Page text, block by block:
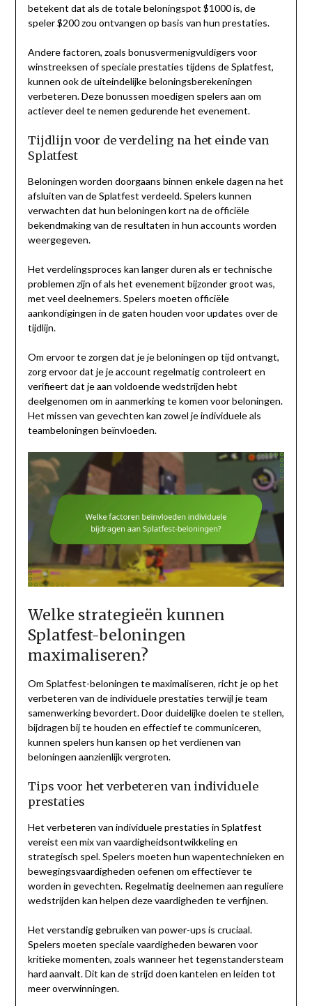
betekent dat als de totale beloningspot $1000 is, de
speler $200 zou ontvangen op basis van hun prestaties.
Andere factoren, zoals bonusvermenigvuldigers voor
winstreeksen of speciale prestaties tijdens de Splatfest,
kunnen ook de uiteindelijke beloningsberekeningen
verbeteren. Deze bonussen moedigen spelers aan om
actiever deel te nemen gedurende het evenement.
Tijdlijn voor de verdeling na het einde van
Splatfest
Beloningen worden doorgaans binnen enkele dagen na het
afsluiten van de Splatfest verdeeld. Spelers kunnen
verwachten dat hun beloningen kort na de officiële
bekendmaking van de resultaten in hun accounts worden
weergegeven.
Het verdelingsproces kan langer duren als er technische
problemen zijn of als het evenement bijzonder groot was,
met veel deelnemers. Spelers moeten officiële
aankondigingen in de gaten houden voor updates over de
tijdlijn.
Om ervoor te zorgen dat je je beloningen op tijd ontvangt,
zorg ervoor dat je je account regelmatig controleert en
verifieert dat je aan voldoende wedstrijden hebt
deelgenomen om in aanmerking te komen voor beloningen.
Het missen van gevechten kan zowel je individuele als
teambeloningen beïnvloeden.
Welke strategieën kunnen
Splatfest-beloningen
maximaliseren?
Om Splatfest-beloningen te maximaliseren, richt je op het
verbeteren van de individuele prestaties terwijl je team
samenwerking bevordert. Door duidelijke doelen te stellen,
bijdragen bij te houden en effectief te communiceren,
kunnen spelers hun kansen op het verdienen van
beloningen aanzienlijk vergroten.
Tips voor het verbeteren van individuele
prestaties
Het verbeteren van individuele prestaties in Splatfest
vereist een mix van vaardigheidsontwikkeling en
strategisch spel. Spelers moeten hun wapentechnieken en
bewegingsvaardigheden oefenen om effectiever te
worden in gevechten. Regelmatig deelnemen aan reguliere
wedstrijden kan helpen deze vaardigheden te verfijnen.
Het verstandig gebruiken van power-ups is cruciaal.
Spelers moeten speciale vaardigheden bewaren voor
kritieke momenten, zoals wanneer het tegenstandersteam
hard aanvalt. Dit kan de strijd doen kantelen en leiden tot
meer overwinningen.